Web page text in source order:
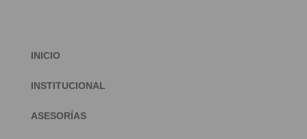
INICIO
INSTITUCIONAL
ASESORÍAS